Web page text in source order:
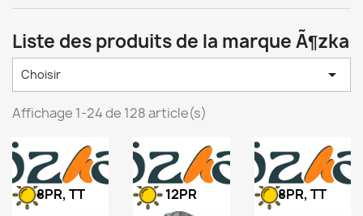
Liste des produits de la marque Ã¶zka
Choisir 
Affichage 1-24 de 128 article(s)
8PR, TT 12PR 8PR, TT